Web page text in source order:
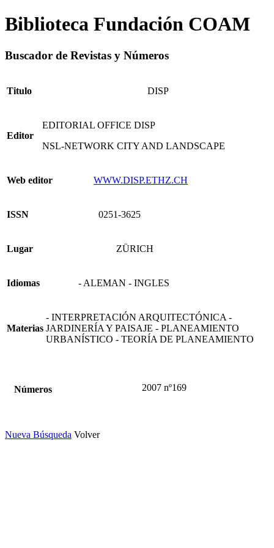
Biblioteca Fundación COAM
Buscador de Revistas y Números
Titulo DISP
Editor
EDITORIAL OFFICE DISP
NSL-NETWORK CITY AND LANDSCAPE
Web editor WWW.DISP.ETHZ.CH
ISSN 0251-3625
Lugar ZÜRICH
Idiomas - ALEMAN - INGLES
Materias
- INTERPRETACIÓN ARQUITECTÓNICA -
JARDINERÍA Y PAISAJE - PLANEAMIENTO
URBANÍSTICO - TEORÍA DE PLANEAMIENTO
Números 2007 nº169
Nueva Búsqueda Volver